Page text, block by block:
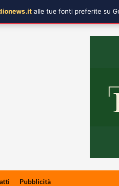
Pubblicità
alle tue fonti preferite su